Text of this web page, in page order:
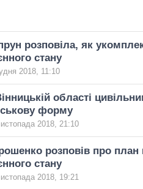
розповіла, як
стану
2018, 11:10
області
форму
2018, 21:10
розповів про план
стану
2018, 19:21